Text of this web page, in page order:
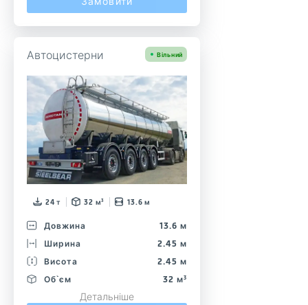
Автоцистерни Вільний
24 т 32 м³ 13.6 м
Довжина
13.6 м
Ширина
2.45 м
Висота
2.45 м
Об`єм
32 м³
Детальніше